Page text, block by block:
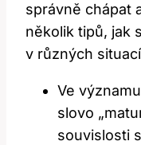
správně chápat
několik tipů, jak
v různých
Ve
slovo
souvislosti